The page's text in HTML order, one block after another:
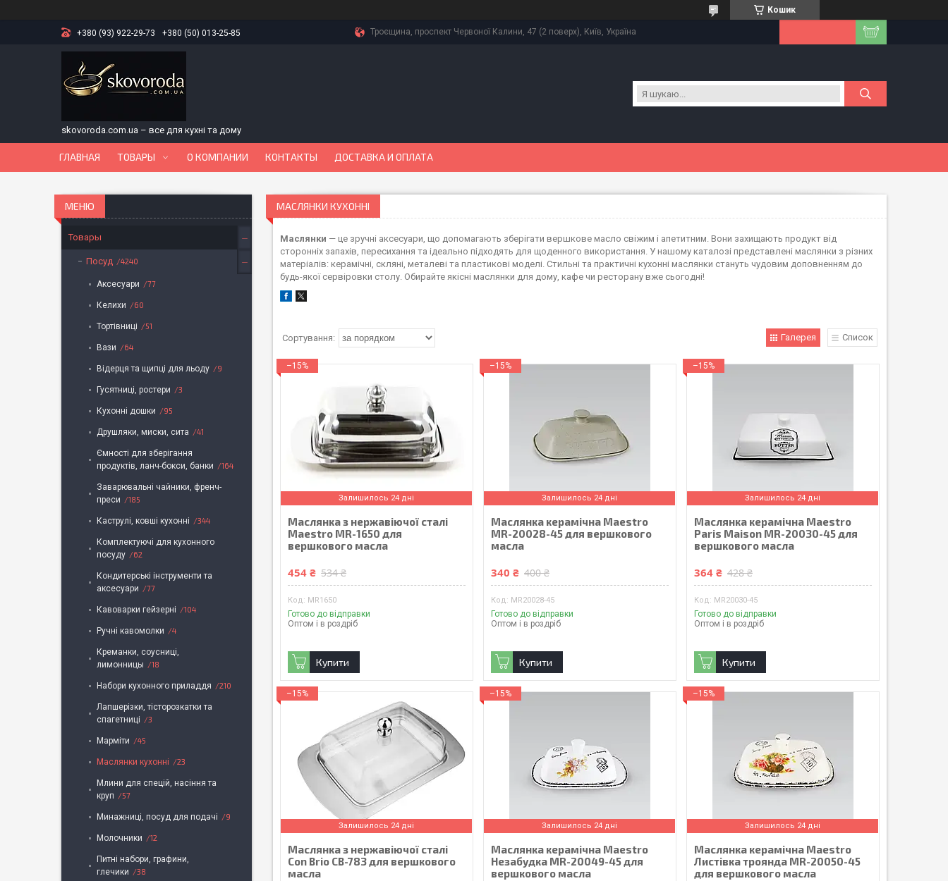
Кошик
+380 (93) 922-29-73 +380 (50) 013-25-85 Троєщина, проспект Червоної Калини, 47 (2 поверх), Київ, Україна
skovoroda.com.ua – все для кухні та дому
ГЛАВНАЯ ТОВАРЫ О КОМПАНИИ КОНТАКТЫ ДОСТАВКА И ОПЛАТА
МАСЛЯНКИ КУХОННІ
Маслянки — це зручні аксесуари, що допомагають зберігати вершкове масло свіжим і апетитним. Вони захищають продукт від
сторонніх запахів, пересихання та ідеально підходять для щоденного використання. У нашому каталозі представлені маслянки з різних
матеріалів: керамічні, скляні, металеві та пластикові моделі. Стильні та практичні кухонні маслянки стануть чудовим доповненням до
будь-якої сервіровки столу. Обирайте якісні маслянки для дому, кафе чи ресторану вже сьогодні!
Галерея Список
–15%
Залишилось 24 дні
Маслянка з нержавіючої сталі
Maestro MR-1650 для
вершкового масла
454 ₴ 534 ₴
MR1650
Готово до відправки
Оптом і в роздріб
Купити
–15%
Залишилось 24 дні
Маслянка керамічна Maestro
MR-20028-45 для вершкового
масла
340 ₴ 400 ₴
MR20028-45
Готово до відправки
Оптом і в роздріб
Купити
–15%
Залишилось 24 дні
Маслянка керамічна Maestro
Paris Maison MR-20030-45 для
вершкового масла
364 ₴ 428 ₴
MR20030-45
Готово до відправки
Оптом і в роздріб
Купити
–15%
Залишилось 24 дні
Маслянка з нержавіючої сталі
Con Brio CB-783 для вершкового
масла
–15%
Залишилось 24 дні
Маслянка керамічна Maestro
Незабудка MR-20049-45 для
вершкового масла
–15%
Залишилось 24 дні
Маслянка керамічна Maestro
Листівка троянда MR-20050-45
для вершкового масла
Товары
Посуд 4240
Аксесуари 77
Келихи 60
Тортівниці 51
Вази 64
Відерця та щипці для льоду 9
Гусятниці, ростери 3
Кухонні дошки 95
Друшляки, миски, сита 41
Ємності для зберігання
продуктів, ланч-бокси, банки
164
Заварювальні чайники, френч-
преси
185
Каструлі, ковші кухонні 344
Комплектуючі для кухонного
посуду
62
Кондитерські інструменти та
аксесуари
77
Кавоварки гейзерні 104
Ручні кавомолки 4
Креманки, соусниці,
лимонницы
18
Набори кухонного приладдя 210
Лапшерізки, тісторозкатки та
спагетниці
3
Марміти 45
Маслянки кухонні 23
Млини для спецій, насіння та
круп
57
Минажниці, посуд для подачі 9
Молочники 12
Питні набори, графини,
глечики
38